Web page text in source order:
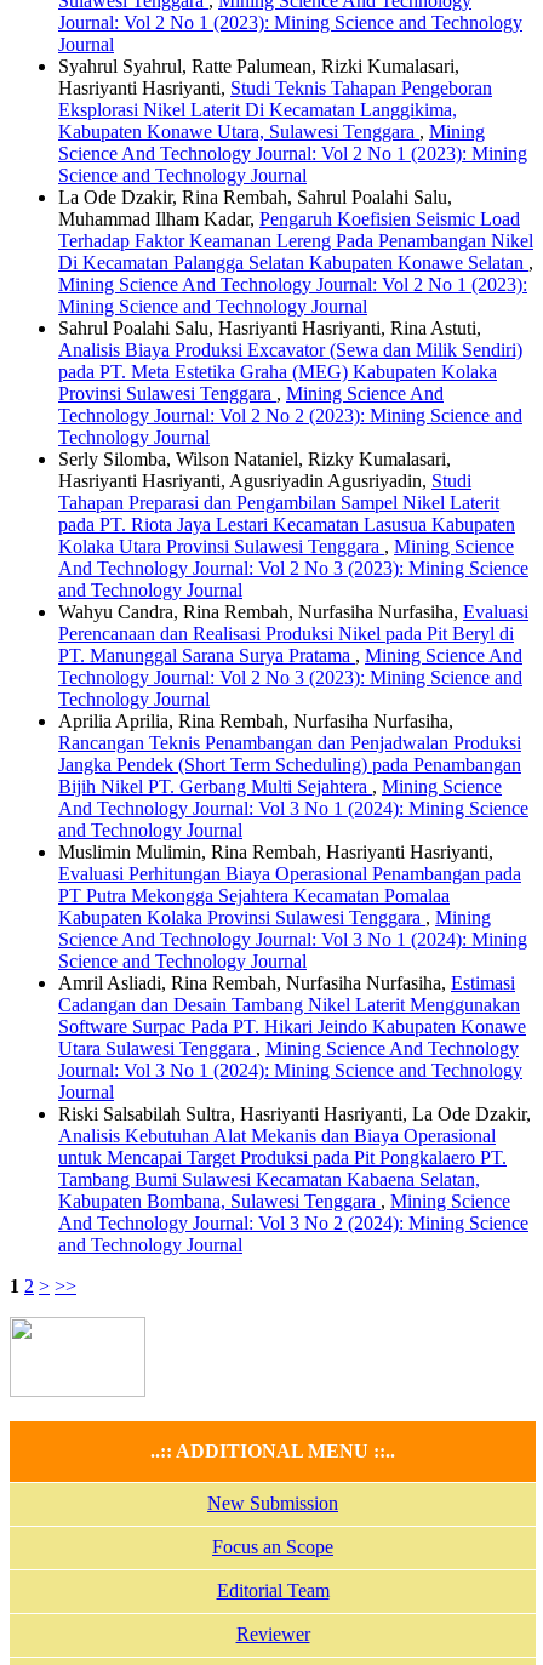
Journal: Vol 2 No 1 (2023): Mining Science and Technology
Journal
Syahrul Syahrul, Ratte Palumean, Rizki Kumalasari,
Hasriyanti Hasriyanti, Studi Teknis Tahapan Pengeboran
Eksplorasi Nikel Laterit Di Kecamatan Langgikima,
Kabupaten Konawe Utara, Sulawesi Tenggara , Mining
Science And Technology Journal: Vol 2 No 1 (2023): Mining
Science and Technology Journal
La Ode Dzakir, Rina Rembah, Sahrul Poalahi Salu,
Muhammad Ilham Kadar, Pengaruh Koefisien Seismic Load
Terhadap Faktor Keamanan Lereng Pada Penambangan Nikel
Di Kecamatan Palangga Selatan Kabupaten Konawe Selatan ,
Mining Science And Technology Journal: Vol 2 No 1 (2023):
Mining Science and Technology Journal
Sahrul Poalahi Salu, Hasriyanti Hasriyanti, Rina Astuti,
Analisis Biaya Produksi Excavator (Sewa dan Milik Sendiri)
pada PT. Meta Estetika Graha (MEG) Kabupaten Kolaka
Provinsi Sulawesi Tenggara , Mining Science And
Technology Journal: Vol 2 No 2 (2023): Mining Science and
Technology Journal
Serly Silomba, Wilson Nataniel, Rizky Kumalasari,
Hasriyanti Hasriyanti, Agusriyadin Agusriyadin, Studi
Tahapan Preparasi dan Pengambilan Sampel Nikel Laterit
pada PT. Riota Jaya Lestari Kecamatan Lasusua Kabupaten
Kolaka Utara Provinsi Sulawesi Tenggara , Mining Science
And Technology Journal: Vol 2 No 3 (2023): Mining Science
and Technology Journal
Wahyu Candra, Rina Rembah, Nurfasiha Nurfasiha, Evaluasi
Perencanaan dan Realisasi Produksi Nikel pada Pit Beryl di
PT. Manunggal Sarana Surya Pratama , Mining Science And
Technology Journal: Vol 2 No 3 (2023): Mining Science and
Technology Journal
Aprilia Aprilia, Rina Rembah, Nurfasiha Nurfasiha,
Rancangan Teknis Penambangan dan Penjadwalan Produksi
Jangka Pendek (Short Term Scheduling) pada Penambangan
Bijih Nikel PT. Gerbang Multi Sejahtera , Mining Science
And Technology Journal: Vol 3 No 1 (2024): Mining Science
and Technology Journal
Muslimin Mulimin, Rina Rembah, Hasriyanti Hasriyanti,
Evaluasi Perhitungan Biaya Operasional Penambangan pada
PT Putra Mekongga Sejahtera Kecamatan Pomalaa
Kabupaten Kolaka Provinsi Sulawesi Tenggara , Mining
Science And Technology Journal: Vol 3 No 1 (2024): Mining
Science and Technology Journal
Amril Asliadi, Rina Rembah, Nurfasiha Nurfasiha, Estimasi
Cadangan dan Desain Tambang Nikel Laterit Menggunakan
Software Surpac Pada PT. Hikari Jeindo Kabupaten Konawe
Utara Sulawesi Tenggara , Mining Science And Technology
Journal: Vol 3 No 1 (2024): Mining Science and Technology
Journal
Riski Salsabilah Sultra, Hasriyanti Hasriyanti, La Ode Dzakir,
Analisis Kebutuhan Alat Mekanis dan Biaya Operasional
untuk Mencapai Target Produksi pada Pit Pongkalaero PT.
Tambang Bumi Sulawesi Kecamatan Kabaena Selatan,
Kabupaten Bombana, Sulawesi Tenggara , Mining Science
And Technology Journal: Vol 3 No 2 (2024): Mining Science
and Technology Journal
1 2 > >>
..:: ADDITIONAL MENU ::..
New Submission
Focus an Scope
Editorial Team
Reviewer